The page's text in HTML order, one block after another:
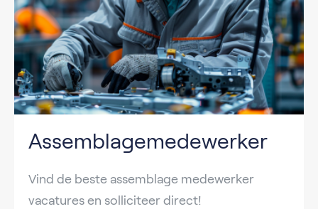
Assemblagemedewerker
Vind de beste assemblage medewerker
vacatures en solliciteer direct!